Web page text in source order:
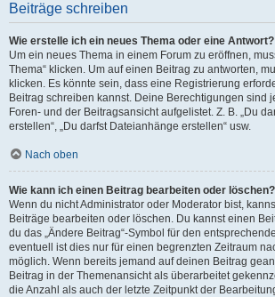
Beiträge schreiben
Wie erstelle ich ein neues Thema oder eine Antwort?
Um ein neues Thema in einem Forum zu eröffnen,
Thema“ klicken. Um auf einen Beitrag zu antworten,
klicken. Es könnte sein, dass eine Registrierung
Beitrag schreiben kannst. Deine Berechtigungen sind
Foren- und der Beitragsansicht aufgelistet. Z. B. „Du
erstellen“, „Du darfst Dateianhänge erstellen“ usw.
Nach oben
Wie kann ich einen Beitrag bearbeiten oder löschen?
Wenn du nicht Administrator oder Moderator bist,
Beiträge bearbeiten oder löschen. Du kannst einen
du das „Ändere Beitrag“-Symbol für den
eventuell ist dies nur für einen begrenzten Zeitraum
möglich. Wenn bereits jemand auf deinen Beitrag
Beitrag in der Themenansicht als überarbeitet
die Anzahl als auch der letzte Zeitpunkt der